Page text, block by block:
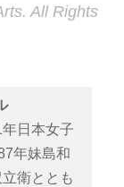
All Rights
日本女子
年妹島和
衛ととも